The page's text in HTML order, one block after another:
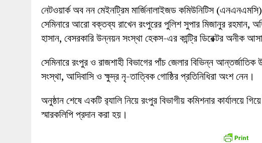
নেটওয়ার্ক অব নন মেইনট্রিম মার্জিনালাইজড কমিউনিটিস
সেমিনারে আরো বক্তব্য রাখেন রংপুরের পুলিশ সুপার মিজানুর
হাসান, বেসরকারি উন্নয়ন সংস্থা হেকস-এর কান্ট্রি ডিরেক্টর অনীক
সেমিনারে রংপুর ও রাজশাহী বিভাগের পাঁচ জেলার বিভিন্ন
সংস্থা, আদিবাসি ও ক্ষুদ্র নৃ-তাত্বিক গোষ্ঠির প্রতিনিধিরা অংশ নেন।
অনুষ্ঠান শেষে একটি র‌্যালি নিয়ে রংপুর বিভাগীয় কমিশনার কার্যালয়ে
স্মারকলিপি প্রদান করা হয়।